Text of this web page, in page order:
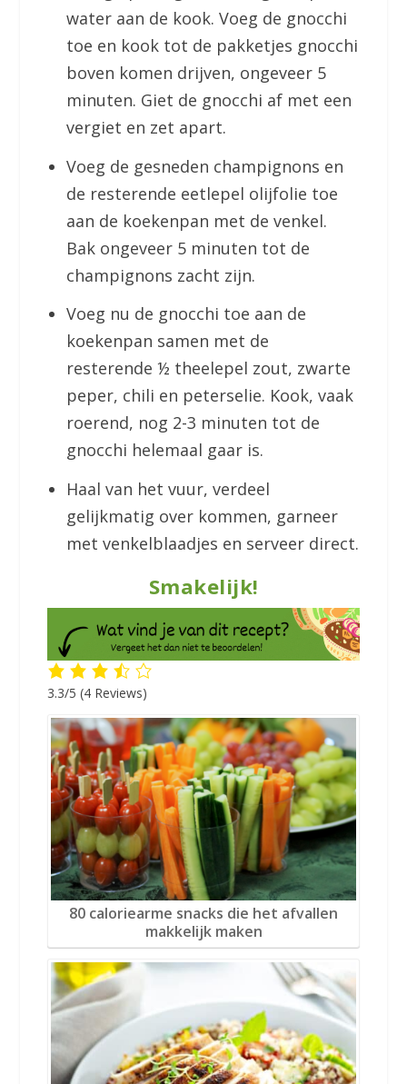
water aan de kook. Voeg de gnocchi
toe en kook tot de pakketjes gnocchi
boven komen drijven, ongeveer 5
minuten. Giet de gnocchi af met een
vergiet en zet apart.
Voeg de gesneden champignons en
de resterende eetlepel olijfolie toe
aan de koekenpan met de venkel.
Bak ongeveer 5 minuten tot de
champignons zacht zijn.
Voeg nu de gnocchi toe aan de
koekenpan samen met de
resterende ½ theelepel zout, zwarte
peper, chili en peterselie. Kook, vaak
roerend, nog 2-3 minuten tot de
gnocchi helemaal gaar is.
Haal van het vuur, verdeel
gelijkmatig over kommen, garneer
met venkelblaadjes en serveer direct.
Smakelijk!
3.3/5(4 Reviews)
80 caloriearme snacks die het afvallen
makkelijk maken